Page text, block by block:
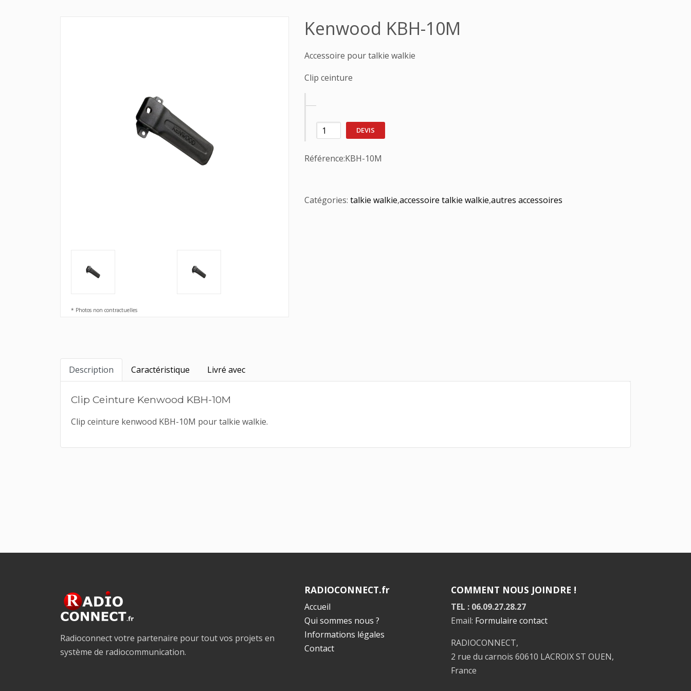
* Photos non contractuelles
Kenwood KBH-10M
Accessoire pour talkie walkie
Clip ceinture
DEVIS
Référence:KBH-10M
Catégories: talkie walkie,accessoire talkie walkie,autres accessoires
Description Caractéristique Livré avec
Clip Ceinture Kenwood KBH-10M
Clip ceinture kenwood KBH-10M pour talkie walkie.
Radioconnect votre partenaire pour tout vos projets en
système de radiocommunication.
RADIOCONNECT.fr
Accueil
Qui sommes nous ?
Informations légales
Contact
COMMENT NOUS JOINDRE !
TEL : 06.09.27.28.27
Email: Formulaire contact
RADIOCONNECT,
2 rue du carnois 60610 LACROIX ST OUEN,
France